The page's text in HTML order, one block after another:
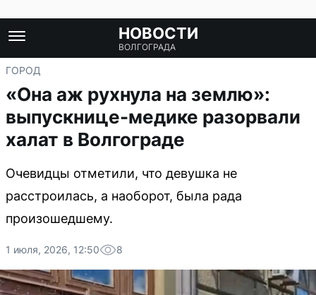
НОВОСТИ
ВОЛГОГРАДА
ГОРОД
«Она аж рухнула на землю»:
выпускнице-медике разорвали
халат в Волгограде
Очевидцы отметили, что девушка не
расстроилась, а наоборот, была рада
произошедшему.
1 июля, 2026, 12:50 8